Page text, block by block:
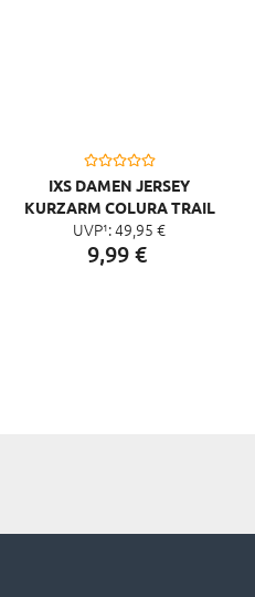
IXS DAMEN JERSEY
KURZARM COLURA TRAIL
UVP¹:49, 95 €
9,99 €